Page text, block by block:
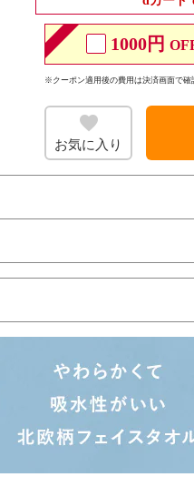
1000円
※クーポン適用後の費用は決済画面で確
お気に入り